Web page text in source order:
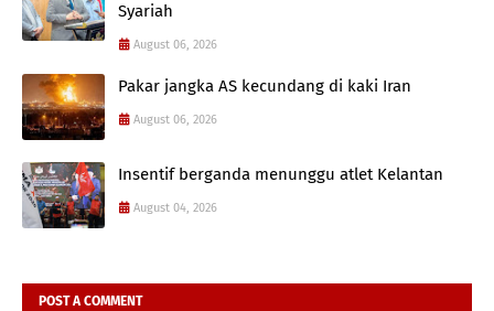
Syariah
August 06, 2026
Pakar jangka AS kecundang di kaki Iran
August 06, 2026
Insentif berganda menunggu atlet Kelantan
August 04, 2026
POST A COMMENT